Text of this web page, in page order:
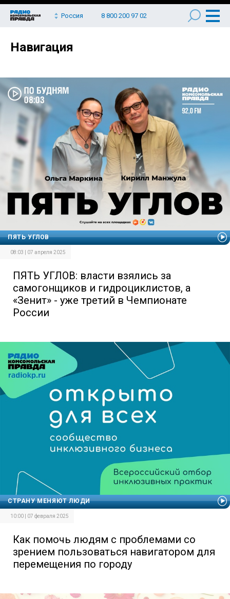
Россия 8 800 200 97 02
Навигация
ПЯТЬ УГЛОВ
08:03 | 07 апреля 2025
ПЯТЬ УГЛОВ: власти взялись за
самогонщиков и гидроциклистов, а
«Зенит» - уже третий в Чемпионате
России
СТРАНУ МЕНЯЮТ ЛЮДИ
10:00 | 07 февраля 2025
Как помочь людям с проблемами со
зрением пользоваться навигатором для
перемещения по городу